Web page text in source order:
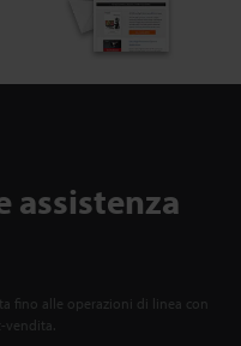
assistenza
fino alle operazioni di linea con